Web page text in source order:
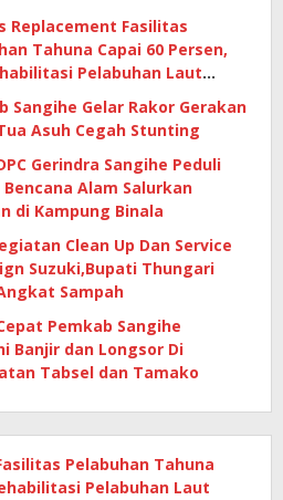
Replacement Fasilitas
Tahuna Capai 60 Persen,
Pelabuhan Laut
Sangihe Gelar Rakor Gerakan
Asuh Cegah Stunting
Gerindra Sangihe Peduli
Bencana Alam Salurkan
di Kampung Binala
Clean Up Dan Service
Suzuki,Bupati Thungari
Sampah
Pemkab Sangihe
Banjir dan Longsor Di
Tabsel dan Tamako
Pelabuhan Tahuna
Pelabuhan Laut